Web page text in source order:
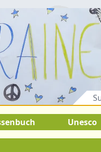
9.Juli 2026 bis Unesco